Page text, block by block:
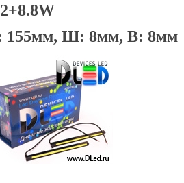
155мм, Ш: 8мм, В: 8мм